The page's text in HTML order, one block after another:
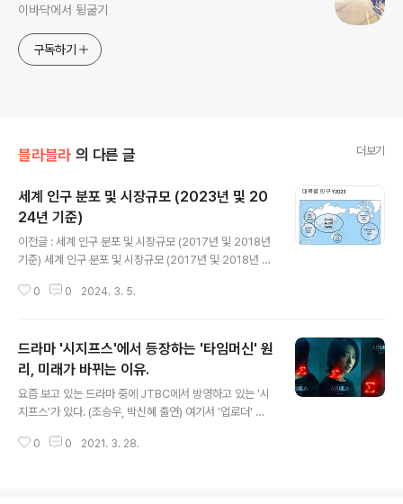
이바닥에서 뒹굴기
구독하기
블라블라 의 다른 글 더보기
세계 인구 분포 및 시장규모 (2023년 및 20
24년 기준)
이전글 : 세계 인구 분포 및 시장규모 (2017년 및 2018년
기준) 세계 인구 분포 및 시장규모 (2017년 및 2018년 기
서 찾아 보다가 만든 자료 임. 아래는 2017년 기준 전세계
GDP 기준으로 경제구역 별로 분류를 해 본적이 있습니다.
그 이후로 5년 이상 지났는데 얼마나 변했는지 궁금해서
다시 분류를 해 봤습니다. 인구는 5년 동안 아프리카 쪽이
많이 늘어났고 이외 지역은 엄청난 변화가 있는 것은 아닙
니다. 하지만 GDP 는 전체적으로 늘어났습니다. 여전히
전통적으로 부유한 지역인 EU 와 북미 NAFTA 그리..
0 0 2024. 3. 5.
드라마 '시지프스'에서 등장하는 '타임머신' 원
리, 미래가 바뀌는 이유.
요즘 보고 있는 드라마 중에 JTBC에서 방영하고 있는 '시
지프스'가 있다. (조승우, 박신혜 출연) 여기서 '업로더' 하
원리가 간단히 이렇다. 이런 방식은 SF 에서 순간이동 이라
0 0 2021. 3. 28.